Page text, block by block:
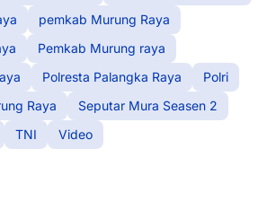
pemkab Murung Raya
Pemkab Murung raya
Polresta Palangka Raya
Polri
Raya
Seputar Mura Seasen 2
TNI Video